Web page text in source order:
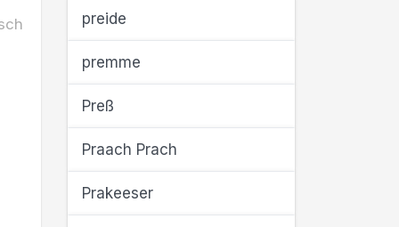
preide
premme
Preß
Praach Prach
Prakeeser